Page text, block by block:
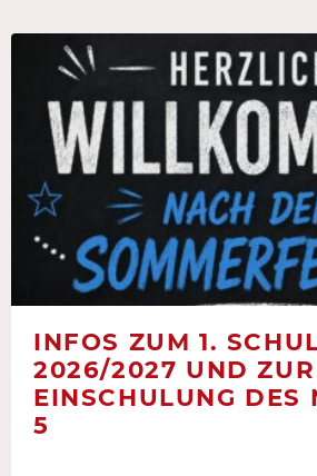
INFOS ZUM 1.
2026/2027 UND ZUR
EINSCHULUNG DES
5